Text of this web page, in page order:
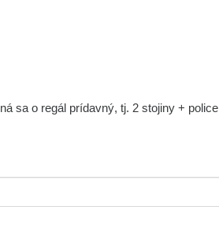
sa o regál prídavný, tj. 2 stojiny + police